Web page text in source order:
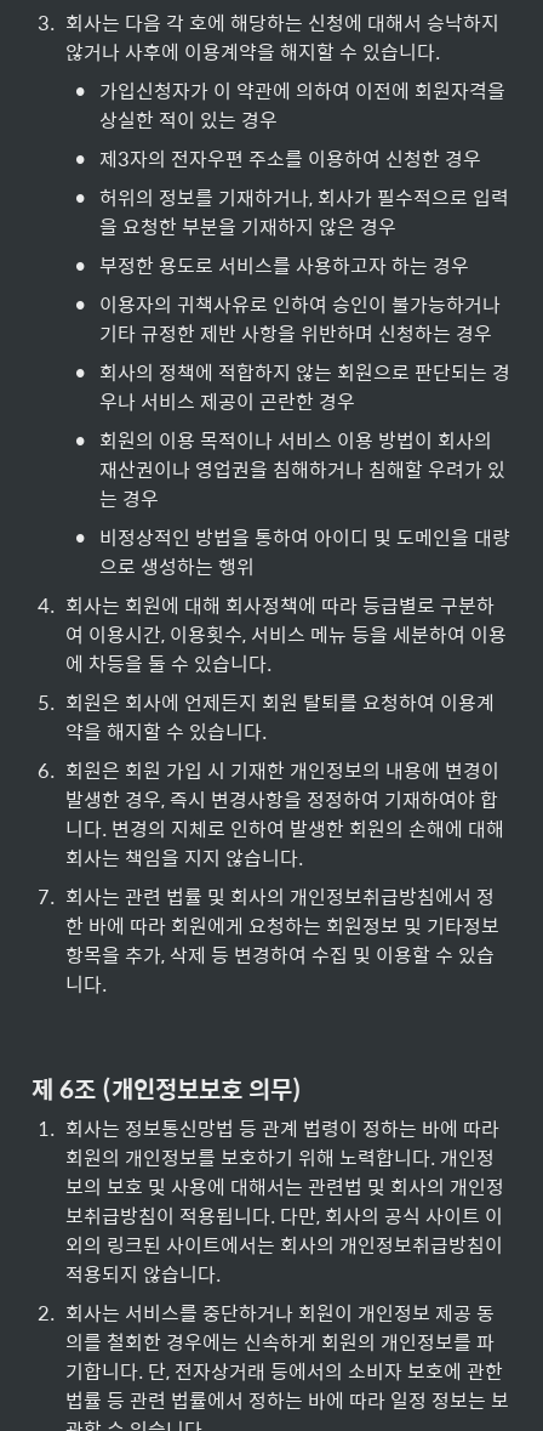
3. 회사는 다음 각 호에 해당하는 신청에 대해서 승낙하지
않거나 사후에 이용계약을 해지할 수 있습니다.
• 가입신청자가 이 약관에 의하여 이전에 회원자격을
상실한 적이 있는 경우
• 제3자의 전자우편 주소를 이용하여 신청한 경우
• 허위의 정보를 기재하거나, 회사가 필수적으로 입력
을 요청한 부분을 기재하지 않은 경우
• 부정한 용도로 서비스를 사용하고자 하는 경우
• 이용자의 귀책사유로 인하여 승인이 불가능하거나
기타 규정한 제반 사항을 위반하며 신청하는 경우
• 회사의 정책에 적합하지 않는 회원으로 판단되는 경
우나 서비스 제공이 곤란한 경우
• 회원의 이용 목적이나 서비스 이용 방법이 회사의
재산권이나 영업권을 침해하거나 침해할 우려가 있
는 경우
• 비정상적인 방법을 통하여 아이디 및 도메인을 대량
으로 생성하는 행위
4. 회사는 회원에 대해 회사정책에 따라 등급별로 구분하
여 이용시간, 이용횟수, 서비스 메뉴 등을 세분하여 이용
에 차등을 둘 수 있습니다.
5. 회원은 회사에 언제든지 회원 탈퇴를 요청하여 이용계
약을 해지할 수 있습니다.
6. 회원은 회원 가입 시 기재한 개인정보의 내용에 변경이
발생한 경우, 즉시 변경사항을 정정하여 기재하여야 합
니다. 변경의 지체로 인하여 발생한 회원의 손해에 대해
회사는 책임을 지지 않습니다.
7. 회사는 관련 법률 및 회사의 개인정보취급방침에서 정
한 바에 따라 회원에게 요청하는 회원정보 및 기타정보
항목을 추가, 삭제 등 변경하여 수집 및 이용할 수 있습
니다.
제 6조 (개인정보보호 의무)
1. 회사는 정보통신망법 등 관계 법령이 정하는 바에 따라
회원의 개인정보를 보호하기 위해 노력합니다. 개인정
보의 보호 및 사용에 대해서는 관련법 및 회사의 개인정
보취급방침이 적용됩니다. 다만, 회사의 공식 사이트 이
외의 링크된 사이트에서는 회사의 개인정보취급방침이
적용되지 않습니다.
2. 회사는 서비스를 중단하거나 회원이 개인정보 제공 동
의를 철회한 경우에는 신속하게 회원의 개인정보를 파
기합니다. 단, 전자상거래 등에서의 소비자 보호에 관한
법률 등 관련 법률에서 정하는 바에 따라 일정 정보는 보